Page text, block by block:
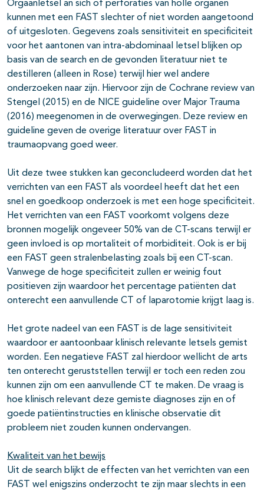
Orgaanletsel an sich of perforaties van holle organen
kunnen met een FAST slechter of niet worden aangetoond
of uitgesloten. Gegevens zoals sensitiviteit en specificiteit
voor het aantonen van intra-abdominaal letsel blijken op
basis van de search en de gevonden literatuur niet te
destilleren (alleen in Rose) terwijl hier wel andere
onderzoeken naar zijn. Hiervoor zijn de Cochrane review van
Stengel (2015) en de NICE guideline over Major Trauma
(2016) meegenomen in de overwegingen. Deze review en
guideline geven de overige literatuur over FAST in
traumaopvang goed weer.
Uit deze twee stukken kan geconcludeerd worden dat het
verrichten van een FAST als voordeel heeft dat het een
snel en goedkoop onderzoek is met een hoge specificiteit.
Het verrichten van een FAST voorkomt volgens deze
bronnen mogelijk ongeveer 50% van de CT-scans terwijl er
geen invloed is op mortaliteit of morbiditeit. Ook is er bij
een FAST geen stralenbelasting zoals bij een CT-scan.
Vanwege de hoge specificiteit zullen er weinig fout
positieven zijn waardoor het percentage patiënten dat
onterecht een aanvullende CT of laparotomie krijgt laag is.
Het grote nadeel van een FAST is de lage sensitiviteit
waardoor er aantoonbaar klinisch relevante letsels gemist
worden. Een negatieve FAST zal hierdoor wellicht de arts
ten onterecht geruststellen terwijl er toch een reden zou
kunnen zijn om een aanvullende CT te maken. De vraag is
hoe klinisch relevant deze gemiste diagnoses zijn en of
goede patiëntinstructies en klinische observatie dit
probleem niet zouden kunnen ondervangen.
Kwaliteit van het bewijs
Uit de search blijkt de effecten van het verrichten van een
FAST wel enigszins onderzocht te zijn maar slechts in een